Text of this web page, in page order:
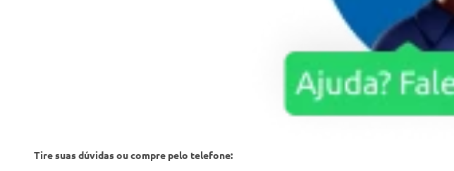
Tire suas dúvidas ou compre pelo telefone: